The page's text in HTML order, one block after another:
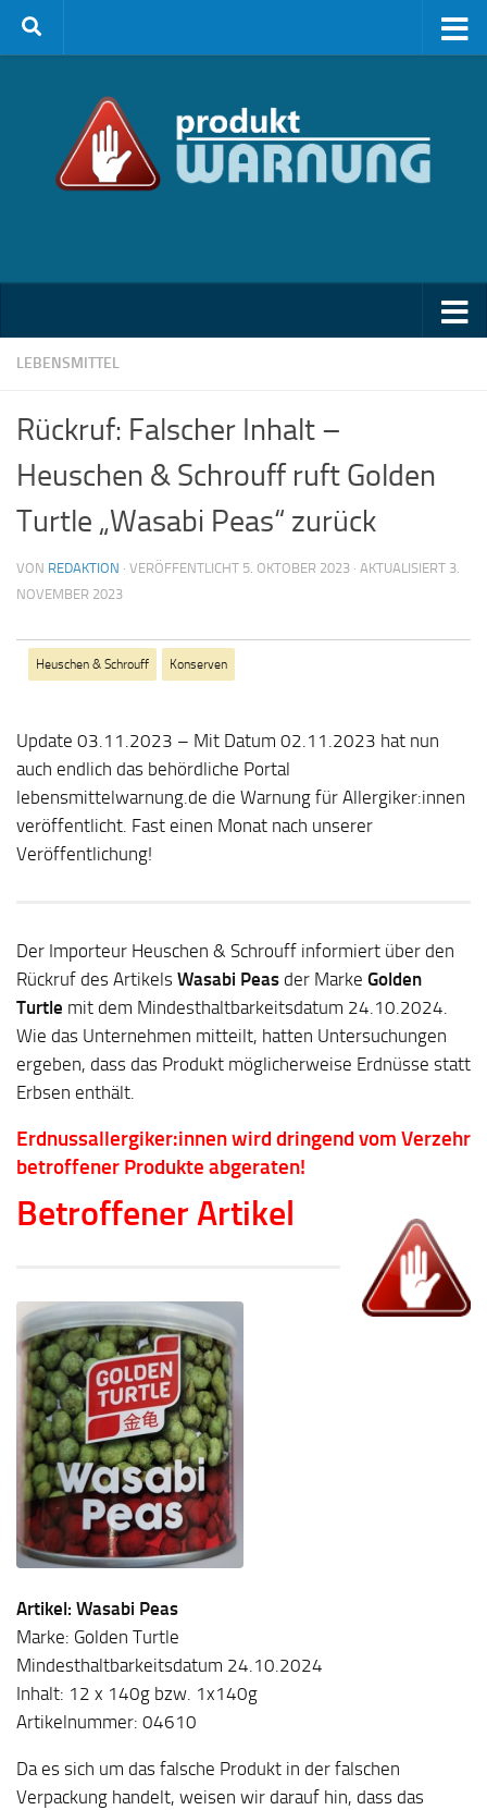
Zum Inhalt springen
LEBENSMITTEL
Rückruf: Falscher Inhalt –
Heuschen & Schrouff ruft Golden
Turtle „Wasabi Peas“ zurück
VON REDAKTION · VERÖFFENTLICHT 5. OKTOBER 2023 · AKTUALISIERT 3.
NOVEMBER 2023
Heuschen & Schrouff Konserven
Update 03.11.2023 – Mit Datum 02.11.2023 hat nun
auch endlich das behördliche Portal
lebensmittelwarnung.de die Warnung für Allergiker:innen
veröffentlicht. Fast einen Monat nach unserer
Veröffentlichung!
Der Importeur Heuschen & Schrouff informiert über den
Rückruf des Artikels Wasabi Peas der Marke Golden
Turtle mit dem Mindesthaltbarkeitsdatum 24.10.2024.
Wie das Unternehmen mitteilt, hatten Untersuchungen
ergeben, dass das Produkt möglicherweise Erdnüsse statt
Erbsen enthält.
Erdnussallergiker:innen wird dringend vom Verzehr
betroffener Produkte abgeraten!
Betroffener Artikel
Artikel: Wasabi Peas
Marke: Golden Turtle
Mindesthaltbarkeitsdatum 24.10.2024
Inhalt: 12 x 140g bzw. 1x140g
Artikelnummer: 04610
Da es sich um das falsche Produkt in der falschen
Verpackung handelt, weisen wir darauf hin, dass das